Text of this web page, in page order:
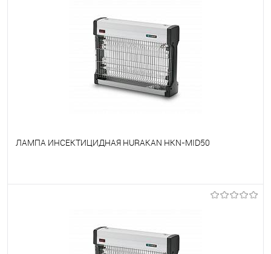
ЛАМПА ИНСЕКТИЦИДНАЯ HURAKAN HKN-MID50